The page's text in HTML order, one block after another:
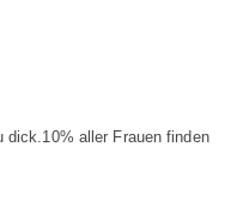
dick.10% aller Frauen finden